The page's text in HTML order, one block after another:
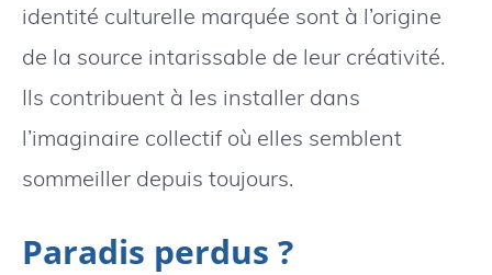
identité culturelle marquée sont à l’origine
de la source intarissable de leur créativité.
Ils contribuent à les installer dans
l’imaginaire collectif où elles semblent
sommeiller depuis toujours.
Paradis perdus ?